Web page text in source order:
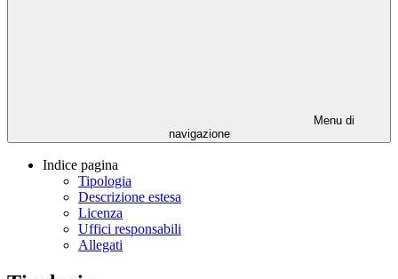
Menu di
navigazione
Indice pagina
Tipologia
Descrizione estesa
Licenza
Uffici responsabili
Allegati